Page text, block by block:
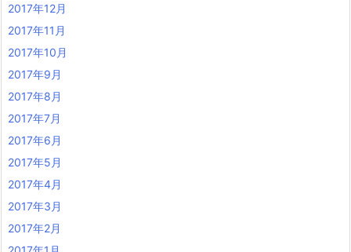
2017年12月
2017年11月
2017年10月
2017年9月
2017年8月
2017年7月
2017年6月
2017年5月
2017年4月
2017年3月
2017年2月